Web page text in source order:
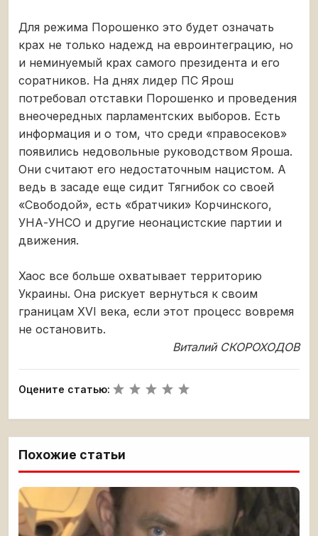
Для режима Порошенко это будет означать
крах не только надежд на евроинтеграцию, но
и неминуемый крах самого президента и его
соратников. На днях лидер ПС Ярош
потребовал отставки Порошенко и проведения
внеочередных парламентских выборов. Есть
информация и о том, что среди «правосеков»
появились недовольные руководством Яроша.
Они считают его недостаточным нацистом. А
ведь в засаде еще сидит Тягнибок со своей
«Свободой», есть «братчики» Корчинского,
УНА-УНСО и другие неонацистские партии и
движения.
Хаос все больше охватывает территорию
Украины. Она рискует вернуться к своим
границам XVI века, если этот процесс вовремя
не остановить.
Виталий СКОРОХОДОВ
Оцените статью:
Похожие статьи